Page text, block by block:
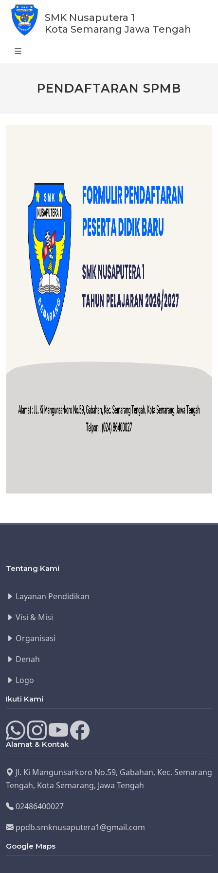
SMK Nusaputera 1
Kota Semarang Jawa Tengah
PENDAFTARAN SPMB
Tentang Kami
Layanan Pendidikan
Visi & Misi
Organisasi
Denah
Logo
Ikuti Kami
Alamat & Kontak
Jl. Ki Mangunsarkoro No.59, Gabahan, Kec. Semarang
Tengah, Kota Semarang, Jawa Tengah
02486400027
ppdb.smknusaputera1@gmail.com
Google Maps